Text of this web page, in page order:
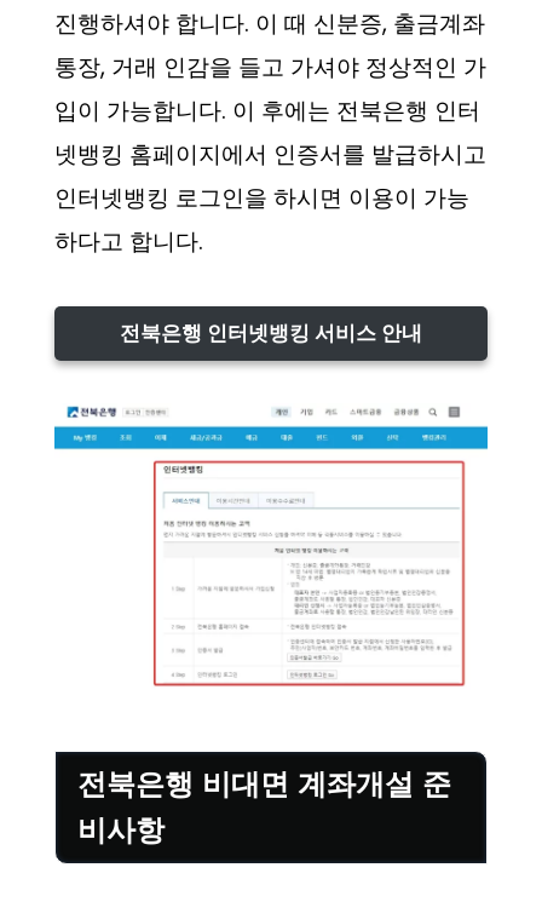
진행하셔야 합니다. 이 때 신분증, 출금계좌
통장, 거래 인감을 들고 가셔야 정상적인 가
입이 가능합니다. 이 후에는 전북은행 인터
넷뱅킹 홈페이지에서 인증서를 발급하시고
인터넷뱅킹 로그인을 하시면 이용이 가능
하다고 합니다.
전북은행 인터넷뱅킹 서비스 안내
전북은행 비대면 계좌개설 준
비사항